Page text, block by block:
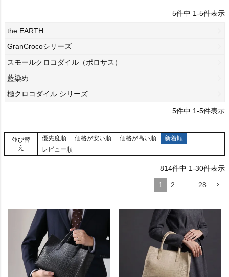
5件中 1-5件表示
the EARTH
GranCrocoシリーズ
スモールクロコダイル（ポロサス）
藍染め
極クロコダイル シリーズ
5件中 1-5件表示
並び替
え
優先度順 価格が安い順 価格が高い順
新着順
レビュー順
814件中 1-30件表示
1
2 … 28